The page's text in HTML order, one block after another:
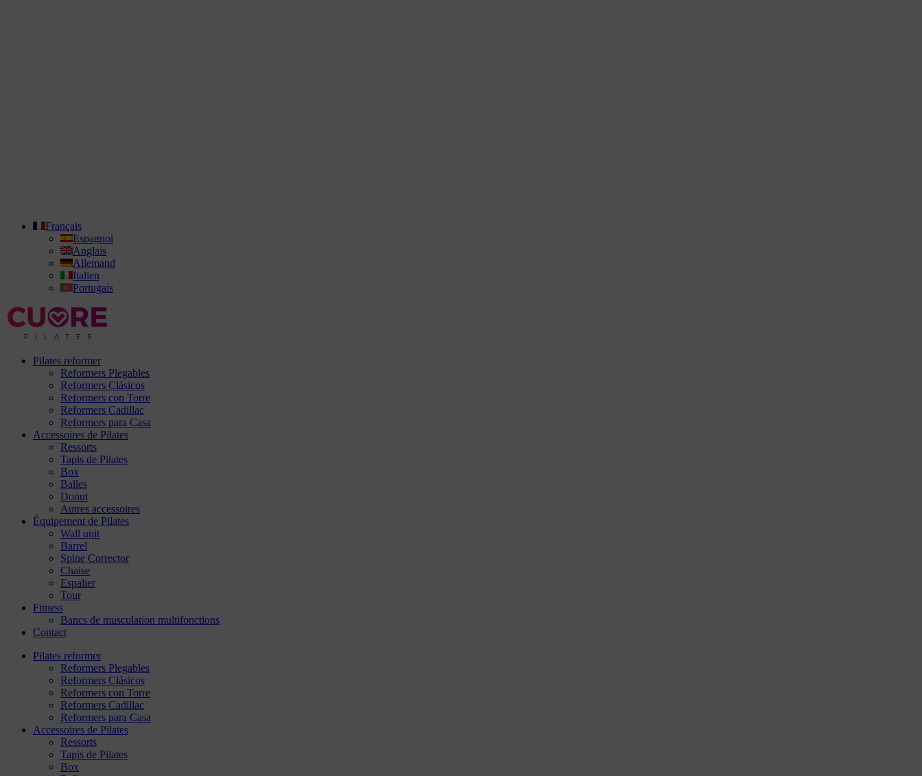
Français
Espagnol
Anglais
Allemand
Italien
Portugais
Pilates reformer
Reformers Plegables
Reformers Clásicos
Reformers con Torre
Reformers Cadillac
Reformers para Casa
Accessoires de Pilates
Ressorts
Tapis de Pilates
Box
Balles
Donut
Autres accessoires
Équipement de Pilates
Wall unit
Barrel
Spine Corrector
Chaise
Espalier
Tour
Fitness
Bancs de musculation multifonctions
Contact
Pilates reformer
Reformers Plegables
Reformers Clásicos
Reformers con Torre
Reformers Cadillac
Reformers para Casa
Accessoires de Pilates
Ressorts
Tapis de Pilates
Box